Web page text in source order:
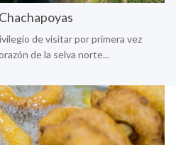
de visitar por primera vez
de la selva norte...